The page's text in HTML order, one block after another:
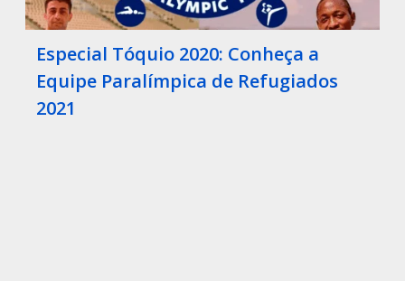
Especial Tóquio 2020: Conheça a
Equipe Paralímpica de Refugiados
2021